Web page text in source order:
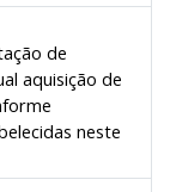
de
aquisição de
neste